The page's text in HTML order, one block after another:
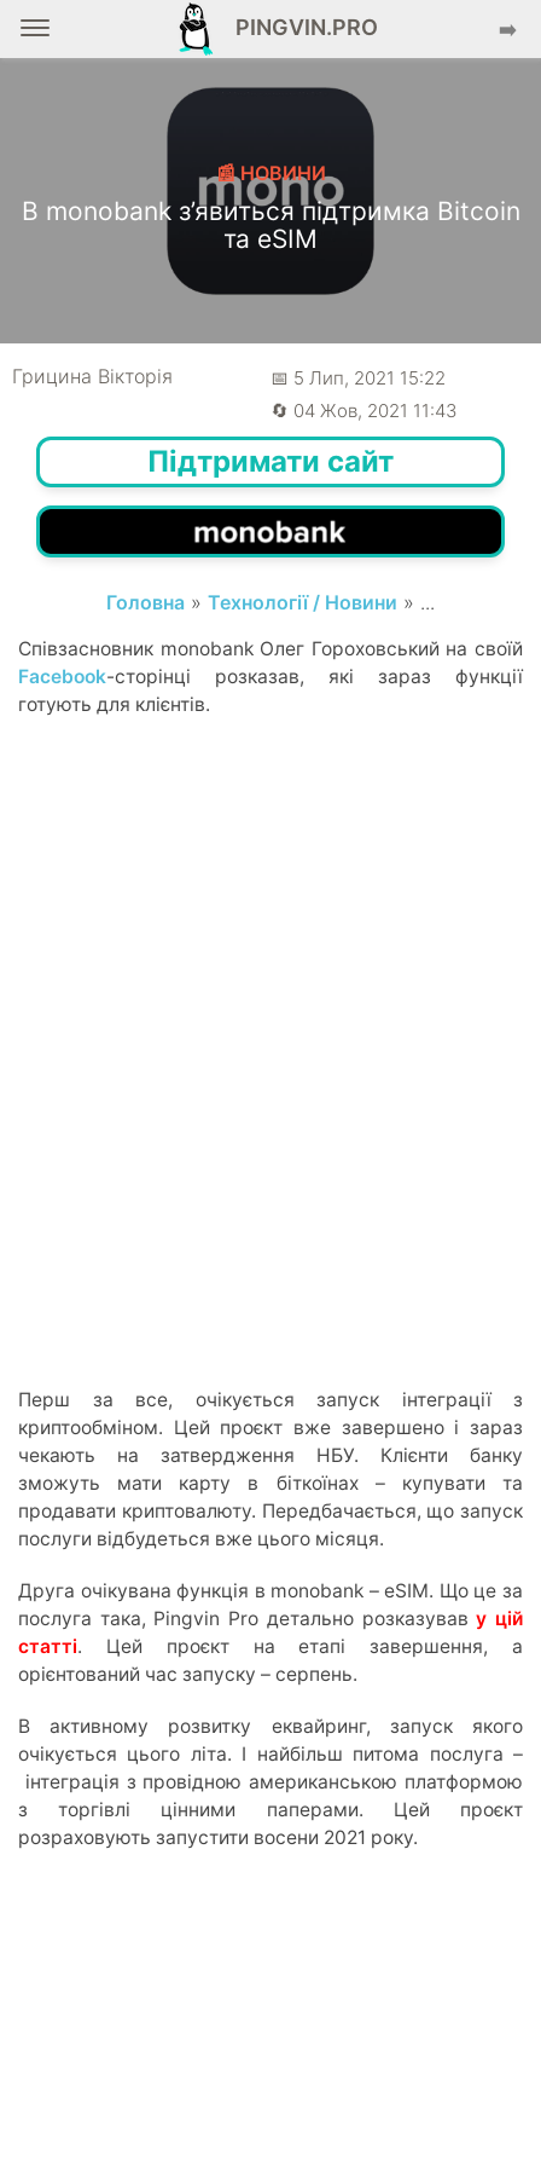
PINGVIN.PRO ➡️
📰 НОВИНИ
В monobank з’явиться підтримка Bitcoin
та eSIM
Грицина Вікторія
📅 5 Лип, 2021 15:22
🔄 04 Жов, 2021 11:43
Підтримати сайт
Головна » Технології / Новини » ...
Співзасновник monobank Олег Гороховський на своїй
Facebook-сторінці розказав, які зараз функції
готують для клієнтів.
Перш за все, очікується запуск інтеграції з
криптообміном. Цей проєкт вже завершено і зараз
чекають на затвердження НБУ. Клієнти банку
зможуть мати карту в біткоїнах – купувати та
продавати криптовалюту. Передбачається, що запуск
послуги відбудеться вже цього місяця.
Друга очікувана функція в monobank – eSIM. Що це за
послуга така, Pingvin Pro детально розказуваву цій
статті. Цей проєкт на етапі завершення, а
орієнтований час запуску – серпень.
В активному розвитку еквайринг, запуск якого
очікується цього літа. І найбільш питома послуга –
інтеграція з провідною американською платформою
з торгівлі цінними паперами. Цей проєкт
розраховують запустити восени 2021 року.